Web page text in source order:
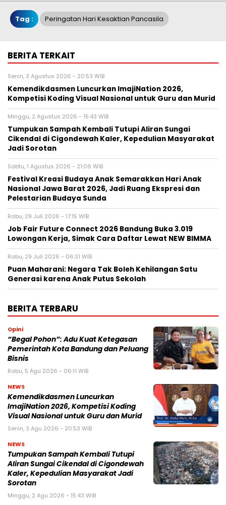
Tag : Peringatan Hari Kesaktian Pancasila
BERITA TERKAIT
Senin, 3 Agustus 2026 - 20:53 WIB
Kemendikdasmen Luncurkan ImajiNation 2026,
Kompetisi Koding Visual Nasional untuk Guru dan Murid
Minggu, 2 Agustus 2026 - 15:43 WIB
Tumpukan Sampah Kembali Tutupi Aliran Sungai
Cikendal di Cigondewah Kaler, Kepedulian Masyarakat
Jadi Sorotan
Sabtu, 1 Agustus 2026 - 21:06 WIB
Festival Kreasi Budaya Anak Semarakkan Hari Anak
Nasional Jawa Barat 2026, Jadi Ruang Ekspresi dan
Pelestarian Budaya Sunda
Rabu, 29 Juli 2026 - 17:15 WIB
Job Fair Future Connect 2026 Bandung Buka 3.019
Lowongan Kerja, Simak Cara Daftar Lewat NEW BIMMA
Rabu, 29 Juli 2026 - 06:31 WIB
Puan Maharani: Negara Tak Boleh Kehilangan Satu
Generasi karena Anak Putus Sekolah
BERITA TERBARU
Opini
“Begal Pohon”: Adu Kuat Ketegasan
Pemerintah Kota Bandung dan Peluang
Bisnis
Rabu, 5 Agu 2026 - 06:11 WIB
NEWS
Kemendikdasmen Luncurkan
ImajiNation 2026, Kompetisi Koding
Visual Nasional untuk Guru dan Murid
Senin, 3 Agu 2026 - 20:53 WIB
NEWS
Tumpukan Sampah Kembali Tutupi
Aliran Sungai Cikendal di Cigondewah
Kaler, Kepedulian Masyarakat Jadi
Sorotan
Minggu, 2 Agu 2026 - 15:43 WIB